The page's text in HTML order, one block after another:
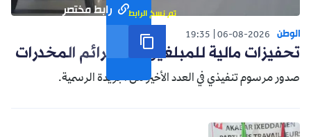
رابط مختصر تم نسخ الرابط
الوطن 06-08-2026
19:35
تحفيزات مالية للمبلغين عن جرائم المخدرات
صدور مرسوم تنفيذي في العدد الأخير من الجريدة الرسمية.